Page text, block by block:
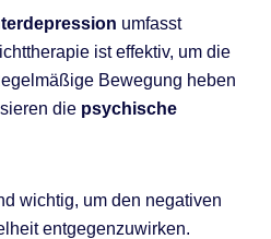
umfasst
ist effektiv, um die
Bewegung heben
die psychische
wichtig, um den negativen
entgegenzuwirken.